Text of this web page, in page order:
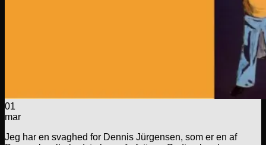
01
mar
Jeg har en svaghed for Dennis Jürgensen, som er en af